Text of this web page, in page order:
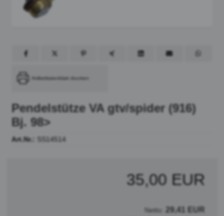
Artikeldatenblatt drucken
Pendelstütze VA gtv/spider (916)
Bj. 98>
Art.Nr.: SS14514
35,00 EUR
Netto: 29,41 EUR